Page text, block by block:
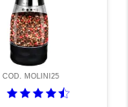
COD. MOLINI25